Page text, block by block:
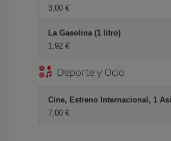
3,00 €
La Gasolina (1 litro)
1,92 €
Deporte y Ocio
Cine, Estreno Internacional, 1
7,00 €